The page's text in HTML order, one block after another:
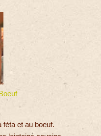
féta et au boeuf.